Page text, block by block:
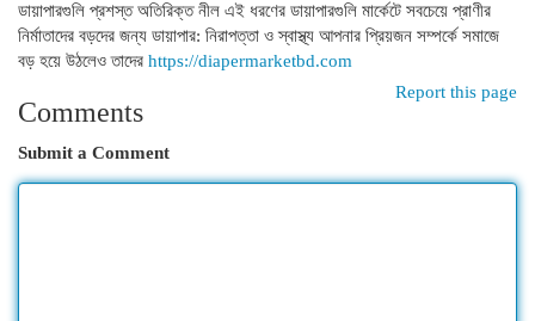
ডায়াপারগুলি প্রশস্ত অতিরিক্ত নীল এই ধরণের ডায়াপারগুলি মার্কেটে সবচেয়ে প্রাণীর
নির্মাতাদের বড়দের জন্য ডায়াপার: নিরাপত্তা ও স্বাস্থ্য আপনার প্রিয়জন সম্পর্কে সমাজে
বড় হয়ে উঠলেও তাদের https://diapermarketbd.com
Report this page
Comments
Submit a Comment